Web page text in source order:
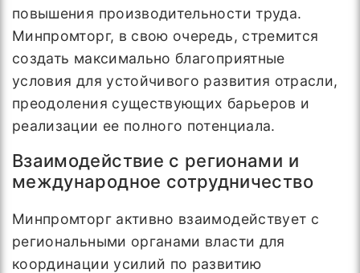
повышения производительности труда.
Минпромторг, в свою очередь, стремится
создать максимально благоприятные
условия для устойчивого развития отрасли,
преодоления существующих барьеров и
реализации ее полного потенциала.
Взаимодействие с регионами и
международное сотрудничество
Минпромторг активно взаимодействует с
региональными органами власти для
координации усилий по развитию